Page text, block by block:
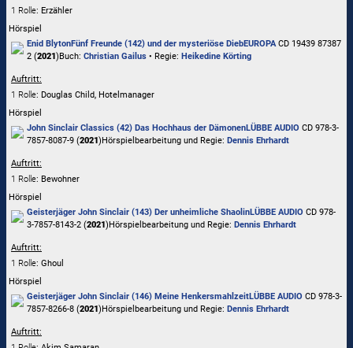
1 Rolle: Erzähler
Hörspiel
Enid BlytonFünf Freunde (142) und der mysteriöse DiebEUROPACD 19439 87387
2 (2021)Buch: Christian Gailus • Regie: Heikedine Körting
Auftritt:
1 Rolle: Douglas Child, Hotelmanager
Hörspiel
John Sinclair Classics (42) Das Hochhaus der DämonenLÜBBE AUDIO CD 978-3-
7857-8087-9 (2021)Hörspielbearbeitung und Regie: Dennis Ehrhardt
Auftritt:
1 Rolle: Bewohner
Hörspiel
Geisterjäger John Sinclair (143) Der unheimliche ShaolinLÜBBE AUDIO CD 978-
3-7857-8143-2 (2021)Hörspielbearbeitung und Regie: Dennis Ehrhardt
Auftritt:
1 Rolle: Ghoul
Hörspiel
Geisterjäger John Sinclair (146) Meine HenkersmahlzeitLÜBBE AUDIO CD 978-3-
7857-8266-8 (2021)Hörspielbearbeitung und Regie: Dennis Ehrhardt
Auftritt: